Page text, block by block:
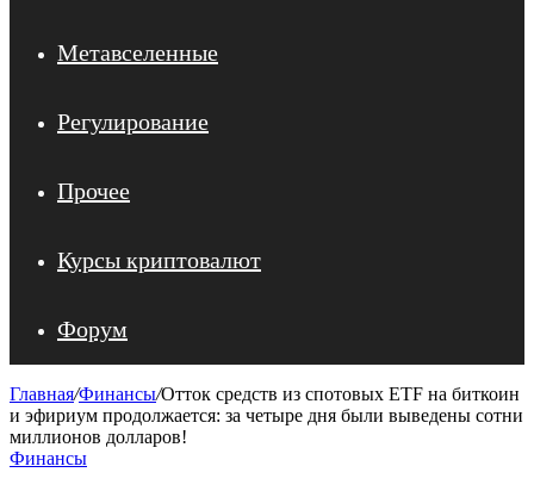
Метавселенные
Регулирование
Прочее
Курсы криптовалют
Форум
Главная/Финансы/Отток средств из спотовых ETF на биткоин
и эфириум продолжается: за четыре дня были выведены сотни
миллионов долларов!
Финансы